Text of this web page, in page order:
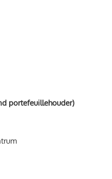
portefeuillehouder)